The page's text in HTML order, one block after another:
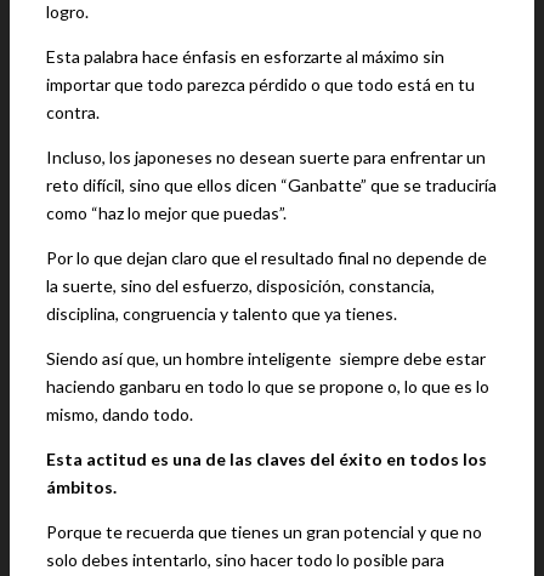
logro.
Esta palabra hace énfasis en esforzarte al máximo sin
importar que todo parezca pérdido o que todo está en tu
contra.
Incluso, los japoneses no desean suerte para enfrentar un
reto difícil, sino que ellos dicen “Ganbatte” que se traduciría
como “haz lo mejor que puedas”.
Por lo que dejan claro que el resultado final no depende de
la suerte, sino del esfuerzo, disposición, constancia,
disciplina, congruencia y talento que ya tienes.
Siendo así que, un hombre inteligente siempre debe estar
haciendo ganbaru en todo lo que se propone o, lo que es lo
mismo, dando todo.
Esta actitud es una de las claves del éxito en todos los
ámbitos.
Porque te recuerda que tienes un gran potencial y que no
solo debes intentarlo, sino hacer todo lo posible para